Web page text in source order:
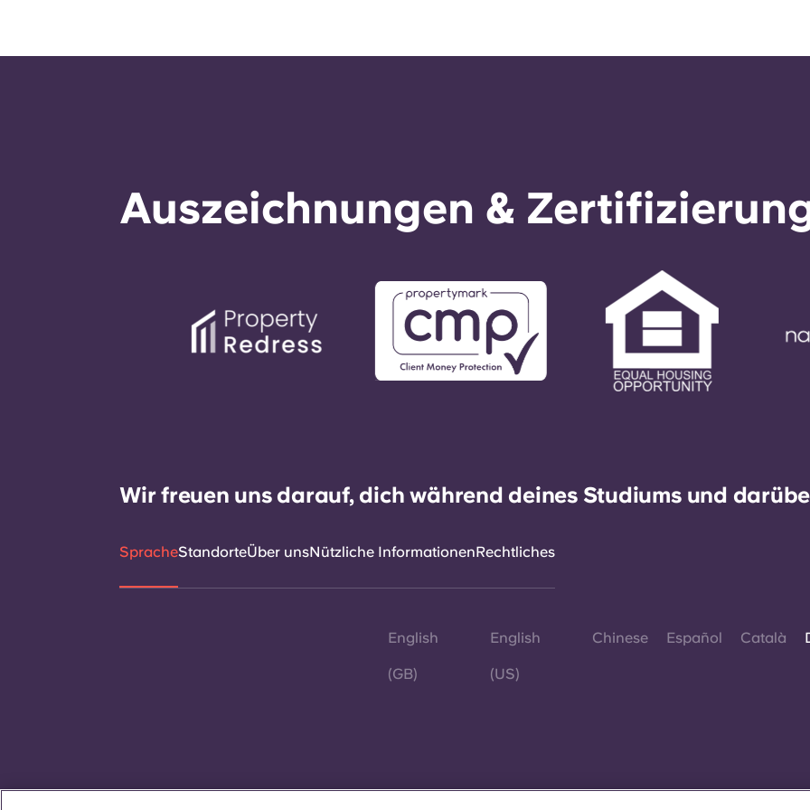
Auszeichnungen &
Wir freuen uns darauf, dich während deines Studiums und
SpracheStandorteÜber unsNützliche InformationenRechtliches
English
(GB)
English
(US)
Chinese Español Català